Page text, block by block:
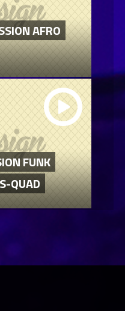
AFRO
FUNK
QUAD